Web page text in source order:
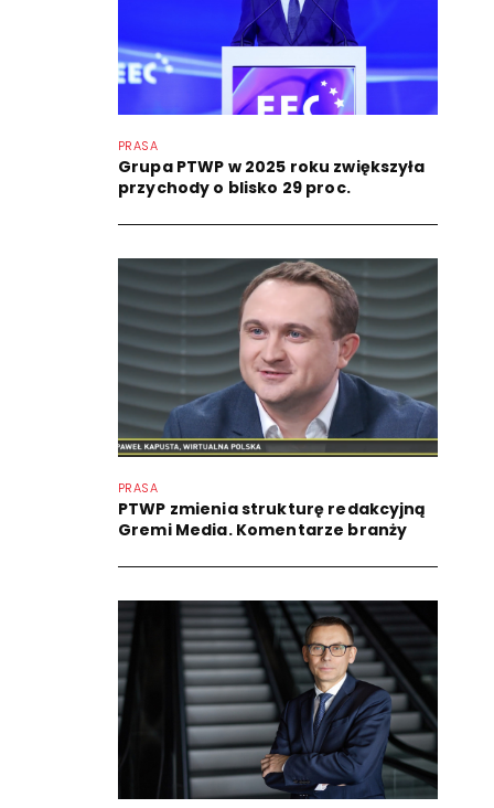
PRASA
Grupa PTWP w 2025 roku zwiększyła
przychody o blisko 29 proc.
PRASA
PTWP zmienia strukturę redakcyjną
Gremi Media. Komentarze branży